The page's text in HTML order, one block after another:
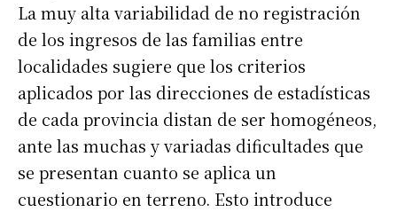
La muy alta variabilidad de no registración
de los ingresos de las familias entre
localidades sugiere que los criterios
aplicados por las direcciones de estadísticas
de cada provincia distan de ser homogéneos,
ante las muchas y variadas dificultades que
se presentan cuanto se aplica un
cuestionario en terreno. Esto introduce